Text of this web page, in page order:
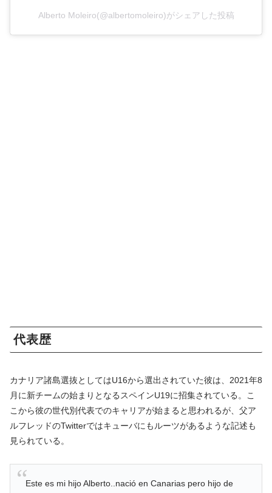
Alberto Moleiro(@albertomoleiro)がシェアした投稿
代表歴
カナリア諸島選抜としてはU16から選出されていた彼は、2021年8
月に新チームの始まりとなるスペインU19に招集されている。こ
こから彼の世代別代表でのキャリアが始まると思われるが、父ア
ルフレッドのTwitterではキューバにもルーツがあるような記述も
見られている。
Este es mi hijo Alberto..nació en Canarias pero hijo de